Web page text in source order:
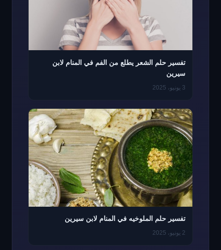
تفسير حلم الشعر يطلع من الفم في المنام لابن
سيرين
3 يونيو، 2025
تفسير حلم الملوخيه في المنام لابن سيرين
2 يونيو، 2025